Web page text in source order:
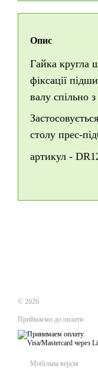
Опис
Гайка кругла
фіксації
валу спільно
столу прес-
артикул -
© 2026
Приймаємо до оплати
Мобільна версія